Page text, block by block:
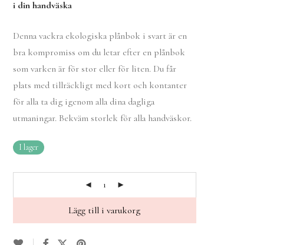
i din handväska
Denna vackra ekologiska plånbok i svart är en
bra kompromiss om du letar efter en plånbok
som varken är för stor eller för liten. Du får
plats med tillräckligt med kort och kontanter
för alla ta dig igenom alla dina dagliga
utmaningar. Bekväm storlek för alla handväskor.
I lager
Lägg till i varukorg